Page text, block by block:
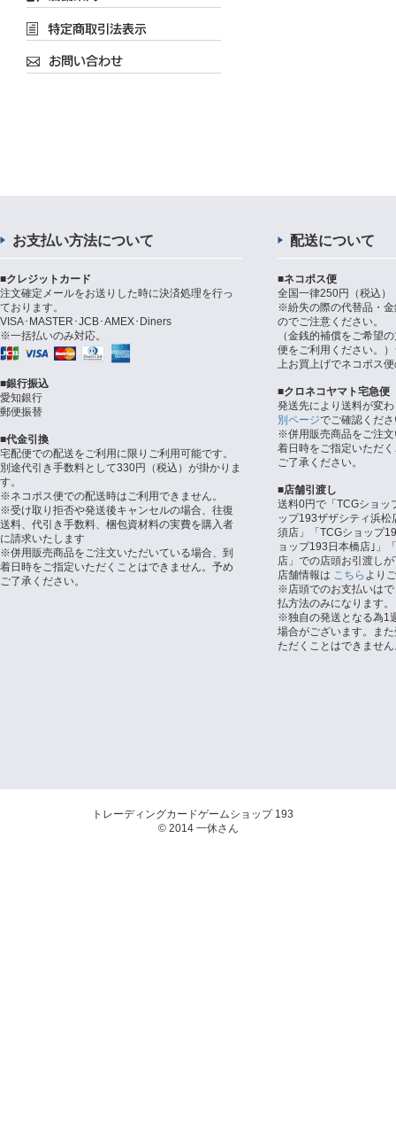
お支払い方法について
■クレジットカード
注文確定メールをお送りした時に決済処理を行っ
ております。
VISA･MASTER･JCB･AMEX･Diners
※一括払いのみ対応。
■銀行振込
愛知銀行
郵便振替
■代金引換
宅配便での配送をご利用に限りご利用可能です。
別途代引き手数料として330円（税込）が掛かりま
す。
※ネコポス便での配送時はご利用できません。
※受け取り拒否や発送後キャンセルの場合、往復
送料、代引き手数料、梱包資材料の実費を購入者
に請求いたします
※併用販売商品をご注文いただいている場合、到
着日時をご指定いただくことはできません。予め
ご了承ください。
配送について
■ネコポス便
全国一律250円（税込）
※紛失の際の代替品・
のでご注意ください。
（金銭的補償をご希望
便をご利用ください。
上お買上げでネコポス
■クロネコヤマト宅急便
発送先により送料が変
別ページでご確認くだ
※併用販売商品をご注
着日時をご指定いただ
ご了承ください。
■店舗引渡し
送料0円で「TCGショッ
ップ193ザザシティ浜
須店」「TCGショップ
ョップ193日本橋店｣」
店」での店頭お引渡し
店舗情報は こちら より
※店頭でのお支払いは
払方法のみになります。
※独自の発送となる為1
場合がございます。ま
ただくことはできませ
トレーディングカードゲームショップ 193
© 2014 一休さん